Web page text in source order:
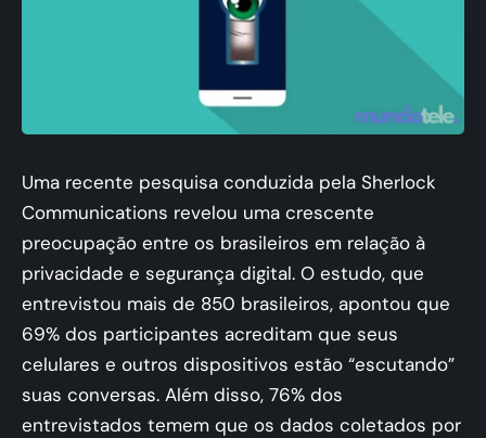
Uma recente pesquisa conduzida pela Sherlock
Communications revelou uma crescente
preocupação entre os brasileiros em relação à
privacidade e segurança digital. O estudo, que
entrevistou mais de 850 brasileiros, apontou que
69% dos participantes acreditam que seus
celulares e outros dispositivos estão “escutando”
suas conversas. Além disso, 76% dos
entrevistados temem que os dados coletados por